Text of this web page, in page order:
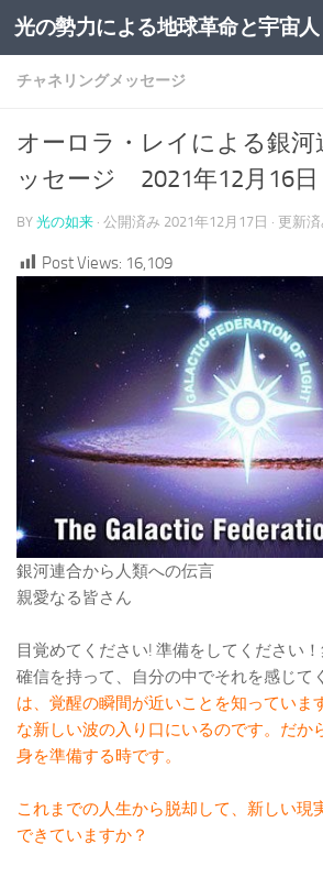
コンテンツへスキップ
光の勢力による地球革命と宇宙人
チャネリングメッセージ
オーロラ・レイによる銀河
ッセージ 2021年12月16日
BY 光の如来 · 公開済み 2021年12月17日 · 更新
Post Views: 16,109
銀河連合から人類への伝言
親愛なる皆さん
目覚めてください! 準備をしてください
確信を持って、自分の中でそれを感じて
は、覚醒の瞬間が近いことを知っていま
な新しい波の入り口にいるのです。だか
身を準備する時です。
これまでの人生から脱却して、新しい現
できていますか？